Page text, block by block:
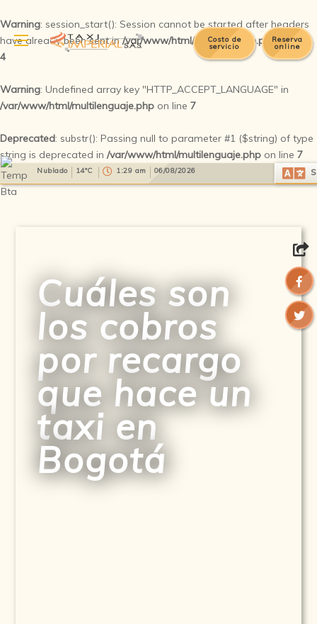
Warning: session_start(): Session cannot be started after headers
have already been sent in/var/www/html/multilenguaje.phpon line
4
Warning: Undefined array key "HTTP_ACCEPT_LANGUAGE" in
/var/www/html/multilenguaje.php on line 7
Deprecated: substr(): Passing null to parameter #1 ($string) of type
string is deprecated in /var/www/html/multilenguaje.php on line 7
Nublado 14°C 1:29 am 06/08/2026 Select Language ▼
Reserva
online
Costo de
servicio
Cuáles son
los cobros
por recargo
que hace un
taxi en
Bogotá